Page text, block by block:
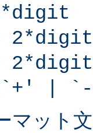
2*digit
2*digit
(`+' |
マット